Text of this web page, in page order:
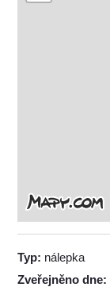
Typ: nálepka
Zveřejněno dne: